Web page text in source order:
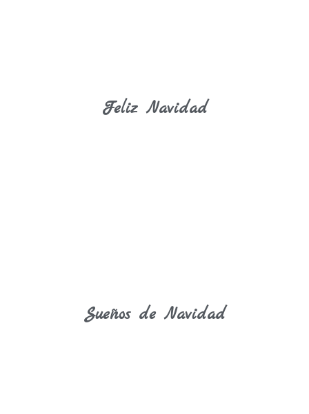
Feliz Navidad
Sueños de Navidad